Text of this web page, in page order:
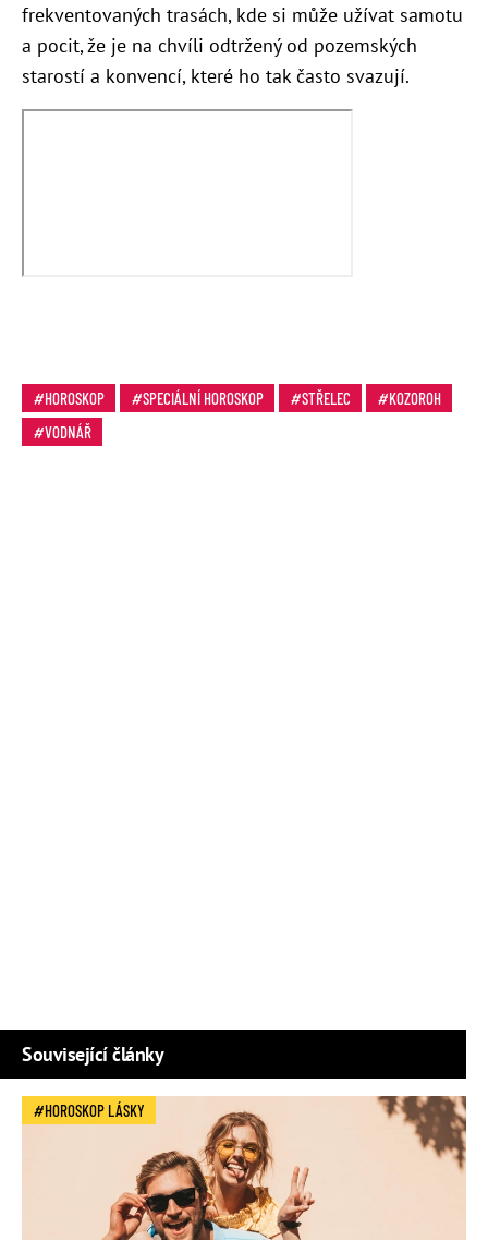
frekventovaných trasách, kde si může užívat samotu
a pocit, že je na chvíli odtržený od pozemských
starostí a konvencí, které ho tak často svazují.
HOROSKOP SPECIÁLNÍ HOROSKOP STŘELEC
KOZOROH
VODNÁŘ
Související články
HOROSKOP LÁSKY